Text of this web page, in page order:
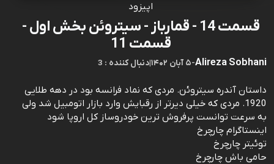
اپیزود
قسمت 14 - قمارباز - سیتروئن بخش اول -
قسمت 11
Alireza Sobhani
-۵ آبان ۱۴۰۲ |3 : دنبال کننده
داستان آندره سیتروئن. مردی که نماد فرانسه بود در دهه طلایی
1920. مردی که خیلی دیرتر از رقبایش وارد بازار اتومبیل شد ولی
به سرعت توانست پرفروش ترین خودروساز کل اروپا شود
اینستاگرام چارچرخ
توئیتر چارچرخ
حامی باش چارچرخ